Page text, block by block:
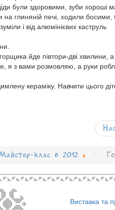
були здоровими, зуби хороші
глиняній печі, ходили босими,
і від алюмінієвих каструль
йде півтори-дві хвилини,
я з вами розмовляю, а руки
кераміку. Навчити цього
клас в 2012
Виставка та